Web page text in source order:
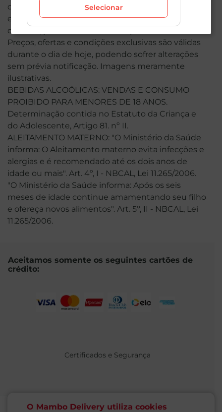
O Mambo Delivery utiliza cookies
de indisponibilidade, o produto não será entregue
e, por isso, o valor correspondente não será
cobrado, podendo ser alterado para menos.
Preços, ofertas e condições exclusivas são válidas
durante o dia de hoje, podendo sofrer alterações
sem prévia notificação. Imagens meramente
ilustrativas.
BEBIDAS ALCOÓLICAS: VENDAS E CONSUMO
PROIBIDO PARA MENORES DE 18 ANOS.
Determinação contida no Estatuto da Criança e
do Adolescente, Artigo 81. nº II.
ALEITAMENTO MATERNO: "O Ministério da Saúde
informa: O Aleitamento materno evita infecções e
alergias e é recomendado até os dois anos de
idade ou mais". Art. 4º, I - NBCAL, Lei 11.265/2006.
"O Ministério da Saúde informa: Após os seis
meses de idade continue amamentando seu filho
e ofereça novos alimentos". Art. 5º, II - NBCAL, Lei
11.265/2006.
Aceitamos somente os seguintes cartões de
crédito:
Certificados e Segurança
Selecionar